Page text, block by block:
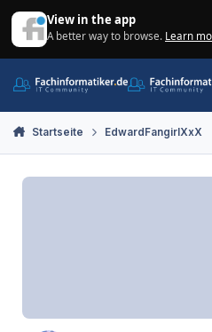
View in the app
A better way to browse. Learn
Startseite EdwardFangirlXxX